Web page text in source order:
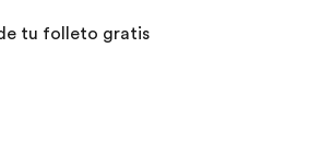
tu folleto gratis